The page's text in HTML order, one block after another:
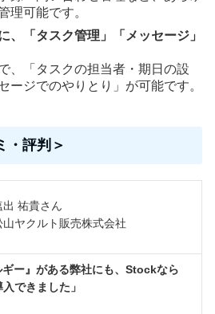
理可能です。
、「タスク管理」「メッセージ」
、「タスクの担当者・期日の設
ージでのやりとり」が可能です。
・評判＞
出 祐貴さん
山ヤクルト販売株式会社
ギー』がある弊社にも、Stockなら
できました」